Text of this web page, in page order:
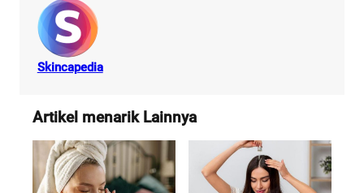
Skincapedia
Artikel menarik Lainnya